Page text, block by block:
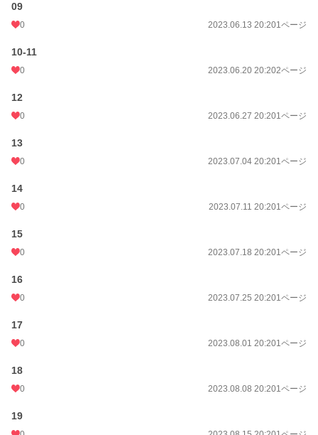
09
0 2023.06.13 20:201ページ
10-11
0 2023.06.20 20:202ページ
12
0 2023.06.27 20:201ページ
13
0 2023.07.04 20:201ページ
14
0 2023.07.11 20:201ページ
15
0 2023.07.18 20:201ページ
16
0 2023.07.25 20:201ページ
17
0 2023.08.01 20:201ページ
18
0 2023.08.08 20:201ページ
19